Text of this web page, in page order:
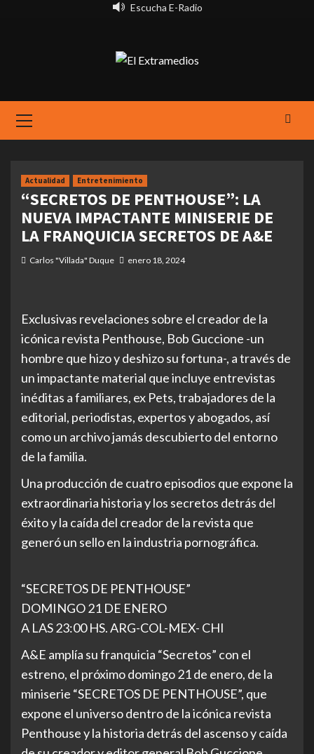
Escucha E-Radio
Menu
Actualidad Entretenimiento
“SECRETOS DE PENTHOUSE”: LA
NUEVA IMPACTANTE MINISERIE DE
LA FRANQUICIA SECRETOS DE A&E
Carlos "Villada" Duque enero 18, 2024
Exclusivas revelaciones sobre el creador de la
icónica revista Penthouse, Bob Guccione -un
hombre que hizo y deshizo su fortuna-, a través de
un impactante material que incluye entrevistas
inéditas a familiares, ex Pets, trabajadores de la
editorial, periodistas, expertos y abogados, así
como un archivo jamás descubierto del entorno
de la familia.
Una producción de cuatro episodios que expone la
extraordinaria historia y los secretos detrás del
éxito y la caída del creador de la revista que
generó un sello en la industria pornográfica.
“SECRETOS DE PENTHOUSE”
DOMINGO 21 DE ENERO
A LAS 23:00 HS. ARG-COL-MEX- CHI
A&E amplía su franquicia “Secretos” con el
estreno, el próximo domingo 21 de enero, de la
miniserie “SECRETOS DE PENTHOUSE”, que
expone el universo dentro de la icónica revista
Penthouse y la historia detrás del ascenso y caída